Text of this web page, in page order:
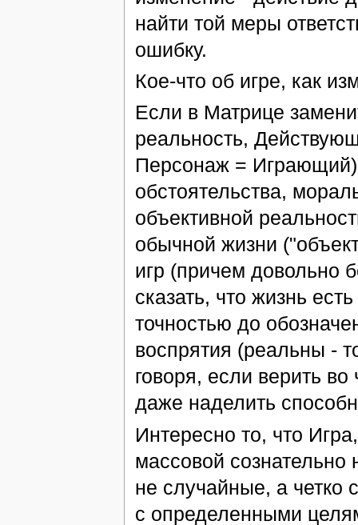
найти той меры
ошибку.
Кое-что об игре, как
Если в Матрице
реальность,
Персонаж =
обстоятельства,
объективной
обычной жизни
игр (причем довольно
сказать, что жизнь
точностью до
воспрятия (реальны -
говоря, если верить
даже наделить
Интересно то, что
массовой
не случайные, а четко
с определенными